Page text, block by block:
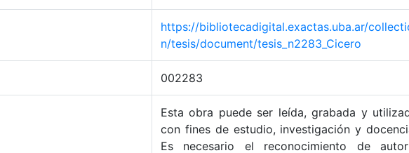
https://bibliotecadigital.exactas.uba.ar/
n/tesis/document/tesis_n2283_Cicero
002283
Esta obra puede ser leída, grabada y
con fines de estudio, investigación y
Es necesario el reconocimiento de